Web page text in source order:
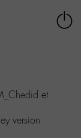
et
version